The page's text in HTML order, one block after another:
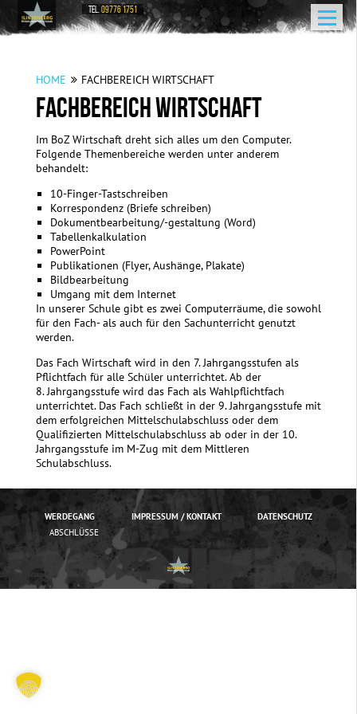
TEL.09776 1751
HOME FACHBEREICH WIRTSCHAFT
FACHBEREICH WIRTSCHAFT
Im BoZ Wirtschaft dreht sich alles um den Computer.
Folgende Themenbereiche werden unter anderem
behandelt:
10-Finger-Tastschreiben
Korrespondenz (Briefe schreiben)
Dokumentbearbeitung/-gestaltung (Word)
Tabellenkalkulation
PowerPoint
Publikationen (Flyer, Aushänge, Plakate)
Bildbearbeitung
Umgang mit dem Internet
In unserer Schule gibt es zwei Computerräume, die sowohl
für den Fach- als auch für den Sachunterricht genutzt
werden.
Das Fach Wirtschaft wird in den 7. Jahrgangsstufen als
Pflichtfach für alle Schüler unterrichtet. Ab der
8. Jahrgangsstufe wird das Fach als Wahlpflichtfach
unterrichtet. Das Fach schließt in der 9. Jahrgangsstufe mit
dem erfolgreichen Mittelschulabschluss oder dem
Qualifizierten Mittelschulabschluss ab oder in der 10.
Jahrgangsstufe im M-Zug mit dem Mittleren
Schulabschluss.
WERDEGANG
ABSCHLÜSSE
IMPRESSUM / KONTAKT DATENSCHUTZ